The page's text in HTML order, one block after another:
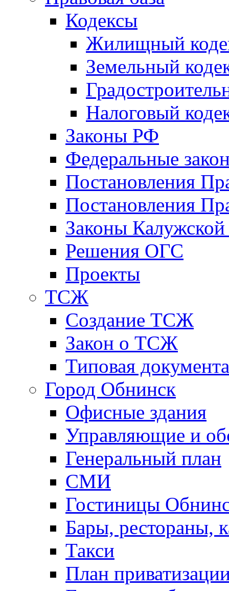
Кодексы
Жилищный
Земельный
Налоговый
Законы РФ
Федеральные
Постановления
Постановления
Законы Калужской
Решения ОГС
Проекты
ТСЖ
Создание ТСЖ
Закон о ТСЖ
Типовая
Город Обнинск
Офисные здания
Управляющие и
Генеральный план
СМИ
Гостиницы
Бары, рестораны,
Такси
План